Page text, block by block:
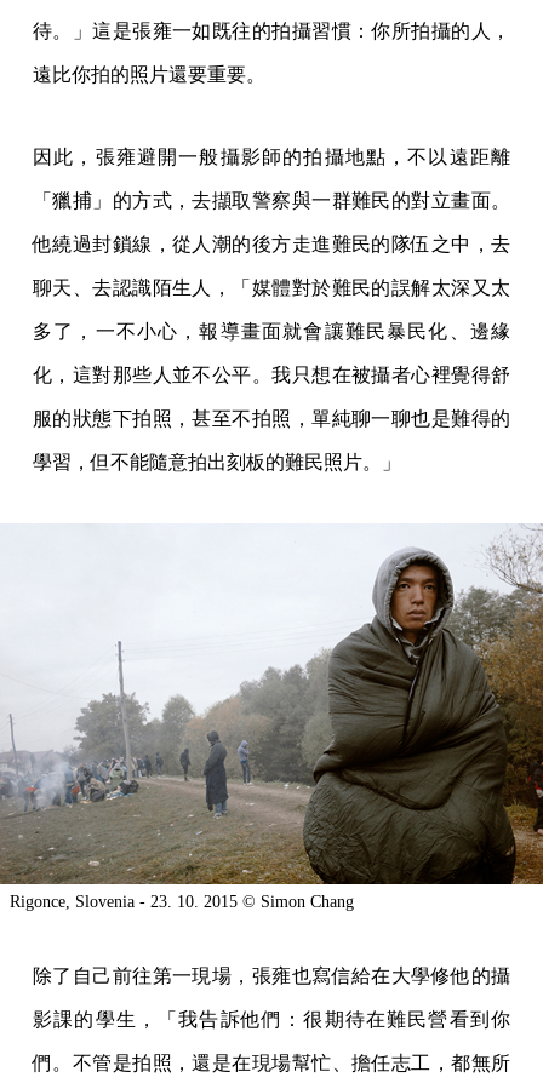
待。」這是張雍一如既往的拍攝習慣：你所拍攝的人，
遠比你拍的照片還要重要。
因此，張雍避開一般攝影師的拍攝地點，不以遠距離
「獵捕」的方式，去擷取警察與一群難民的對立畫面。
他繞過封鎖線，從人潮的後方走進難民的隊伍之中，去
聊天、去認識陌生人，「媒體對於難民的誤解太深又太
多了，一不小心，報導畫面就會讓難民暴民化、邊緣
化，這對那些人並不公平。我只想在被攝者心裡覺得舒
服的狀態下拍照，甚至不拍照，單純聊一聊也是難得的
學習，但不能隨意拍出刻板的難民照片。」
Rigonce, Slovenia - 23. 10. 2015 © Simon Chang
除了自己前往第一現場，張雍也寫信給在大學修他的攝
影課的學生，「我告訴他們：很期待在難民營看到你
們。不管是拍照，還是在現場幫忙、擔任志工，都無所